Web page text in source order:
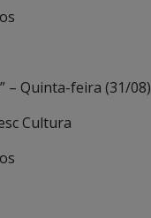
– Quinta-feira (31/08)
Cultura